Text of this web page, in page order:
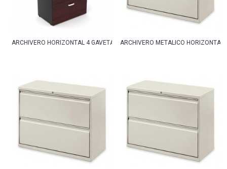
ARCHIVERO HORIZONTAL 4 GAVETAS ARCHIVERO METALICO HORIZONTAL